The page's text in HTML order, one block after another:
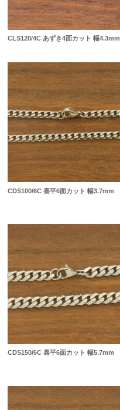
CLS120/4C あずき4面カット 幅4.3mm
CDS100/6C 喜平6面カット 幅3.7mm
CDS150/6C 喜平6面カット 幅5.7mm